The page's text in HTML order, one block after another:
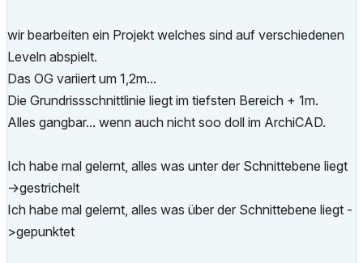
wir bearbeiten ein Projekt welches sind auf verschiedenen
Leveln abspielt.
Das OG variiert um 1,2m...
Die Grundrissschnittlinie liegt im tiefsten Bereich + 1m.
Alles gangbar... wenn auch nicht soo doll im ArchiCAD.
Ich habe mal gelernt, alles was unter der Schnittebene liegt
->gestrichelt
Ich habe mal gelernt, alles was über der Schnittebene liegt -
>gepunktet